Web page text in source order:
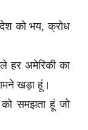
को भय, क्रोध
हर अमेरिकी का
खड़ा हूं।
समझता हूं जो